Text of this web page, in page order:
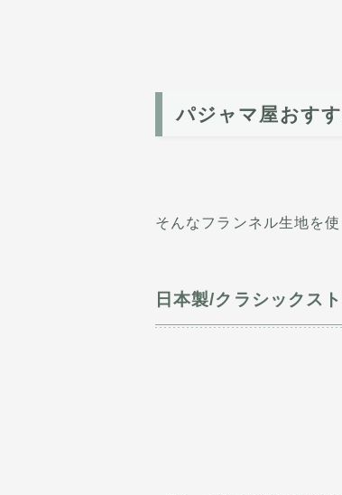
パジャマ屋おす
そんなフランネル生地を
日本製/クラシックス